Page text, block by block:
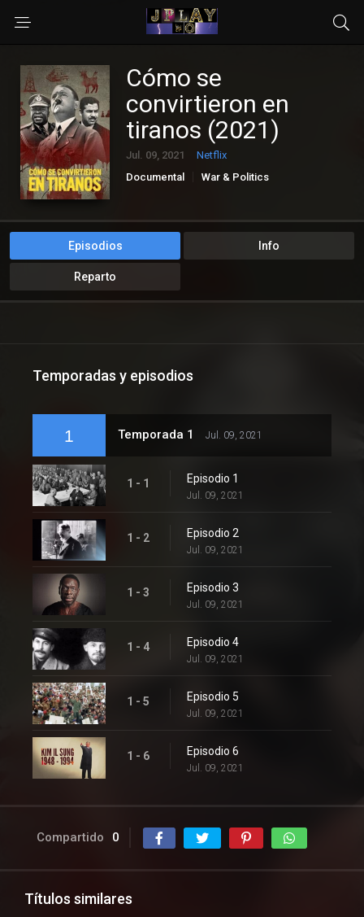
Cómo se
convirtieron en
tiranos (2021)
Jul. 09, 2021
Netflix
Documental
War & Politics
Episodios Info
Reparto
Temporadas y episodios
1 Temporada 1 Jul. 09, 2021
1 - 1 Episodio 1
Jul. 09, 2021
1 - 2 Episodio 2
Jul. 09, 2021
1 - 3 Episodio 3
Jul. 09, 2021
1 - 4 Episodio 4
Jul. 09, 2021
1 - 5 Episodio 5
Jul. 09, 2021
1 - 6 Episodio 6
Jul. 09, 2021
Compartido 0
Títulos similares